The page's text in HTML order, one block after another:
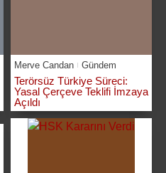
Merve Candan Gündem
Terörsüz Türkiye Süreci:
Yasal Çerçeve Teklifi İmzaya
Açıldı